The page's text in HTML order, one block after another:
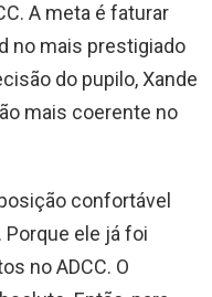
A meta é faturar
no mais prestigiado
do pupilo, Xande
mais coerente no
confortável
Porque ele já foi
no ADCC. O